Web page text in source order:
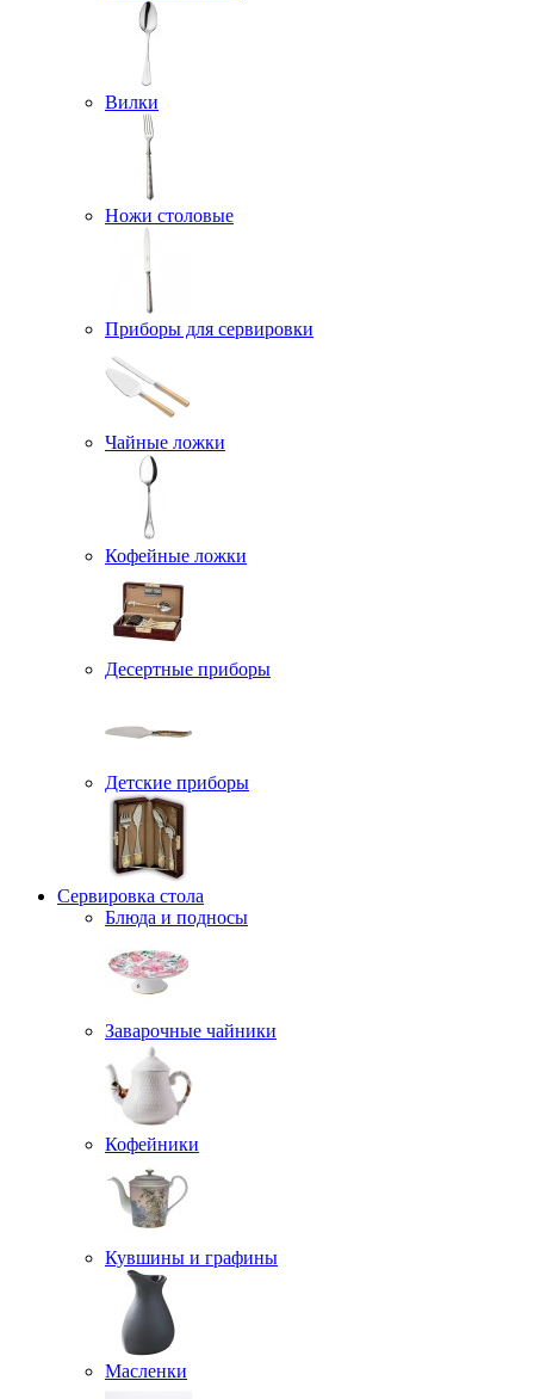
Вилки
Ножи столовые
Приборы для сервировки
Чайные ложки
Кофейные ложки
Десертные приборы
Детские приборы
Сервировка стола
Блюда и подносы
Заварочные чайники
Кофейники
Кувшины и графины
Масленки